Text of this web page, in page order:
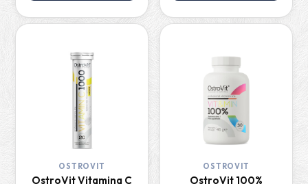
OSTROVIT
OstroVit Vitamina C
OSTROVIT
OstroVit 100%